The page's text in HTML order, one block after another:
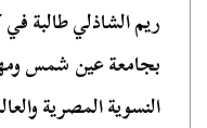
ريم الشاذلي طالبة
بجامعة عين شمس
النسوية المصرية